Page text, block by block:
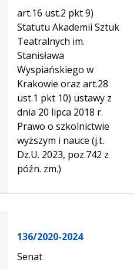
art.16 ust.2 pkt 9)
Statutu Akademii Sztuk
Teatralnych im.
Stanisława
Wyspiańskiego w
Krakowie oraz art.28
ust.1 pkt 10) ustawy z
dnia 20 lipca 2018 r.
Prawo o szkolnictwie
wyższym i nauce (j.t.
Dz.U. 2023, poz.742 z
późn. zm.)
136/2020-2024
Senat